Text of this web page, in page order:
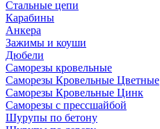
Стальные цепи
Карабины
Анкера
Зажимы и коуши
Дюбели
Саморезы кровельные
Саморезы Кровельные Цветные
Саморезы Кровельные Цинк
Саморезы с прессшайбой
Шурупы по бетону